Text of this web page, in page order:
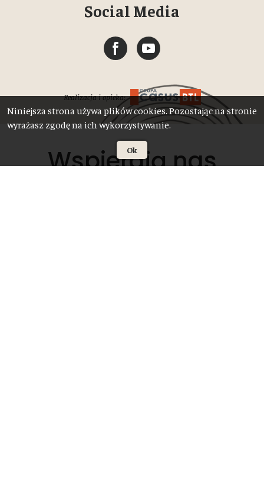
Social Media
Realizacja i opieka:
Niniejsza strona używa plików cookies. Pozostając na stronie
wyrażasz zgodę na ich wykorzystywanie.
Ok
Wspierają nas